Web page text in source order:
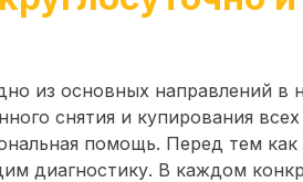
из основных направлений в
снятия и купирования
помощь. Перед тем как
диагностику. В каждом